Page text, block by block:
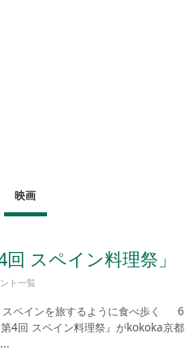
映画
スペイン料理祭」
ト一覧
スペインを旅するように食べ歩く 6
4回 スペイン料理祭』がkokoka京都